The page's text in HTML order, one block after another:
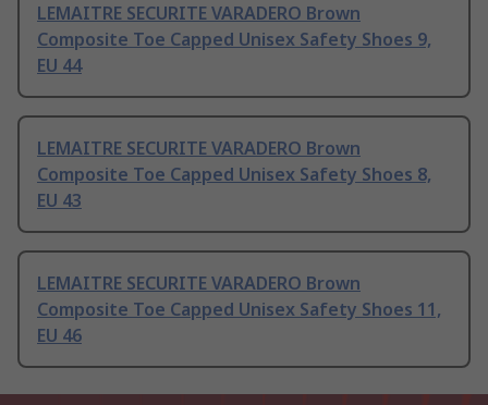
LEMAITRE SECURITE VARADERO Brown
Composite Toe Capped Unisex Safety Shoes 9,
EU 44
LEMAITRE SECURITE VARADERO Brown
Composite Toe Capped Unisex Safety Shoes 8,
EU 43
LEMAITRE SECURITE VARADERO Brown
Composite Toe Capped Unisex Safety Shoes 11,
EU 46